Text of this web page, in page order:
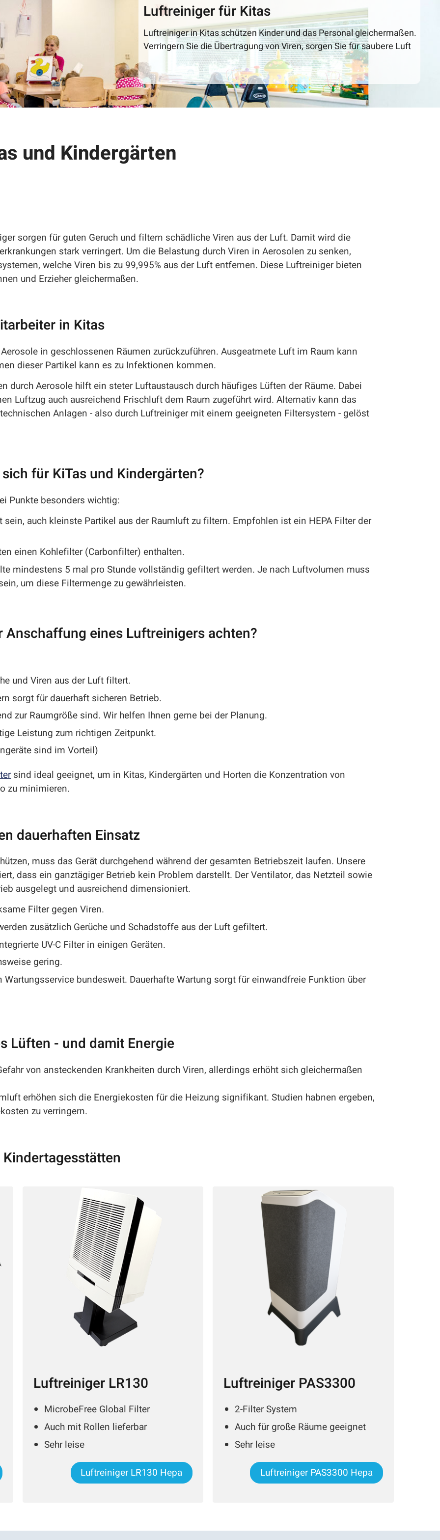
Luftreiniger für Kitas
Luftreiniger in Kitas schützen Kinder und das Personal gleichermaßen.
Verringern Sie die Übertragung von Viren, sorgen Sie für saubere Luft
und Kindergärten
sorgen für guten Geruch und filtern schädliche Viren aus der Luft. Damit wird die
stark verringert. Um die Belastung durch Viren in Aerosolen zu senken,
welche Viren bis zu 99,995% aus der Luft entfernen. Diese Luftreiniger bieten
und Erzieher gleichermaßen.
in Kitas
in geschlossenen Räumen zurückzuführen. Ausgeatmete Luft im Raum kann
dieser Partikel kann es zu Infektionen kommen.
durch Aerosole hilft ein steter Luftaustausch durch häufiges Lüften der Räume. Dabei
Luftzug auch ausreichend Frischluft dem Raum zugeführt wird. Alternativ kann das
Anlagen - also durch Luftreiniger mit einem geeigneten Filtersystem - gelöst
für KiTas und Kindergärten?
Punkte besonders wichtig:
sein, auch kleinste Partikel aus der Raumluft zu filtern. Empfohlen ist ein HEPA Filter der
einen Kohlefilter (Carbonfilter) enthalten.
mindestens 5 mal pro Stunde vollständig gefiltert werden. Je nach Luftvolumen muss
um diese Filtermenge zu gewährleisten.
Anschaffung eines Luftreinigers achten?
und Viren aus der Luft filtert.
sorgt für dauerhaft sicheren Betrieb.
zur Raumgröße sind. Wir helfen Ihnen gerne bei der Planung.
Leistung zum richtigen Zeitpunkt.
sind im Vorteil)
sind ideal geeignet, um in Kitas, Kindergärten und Horten die Konzentration von
zu minimieren.
dauerhaften Einsatz
muss das Gerät durchgehend während der gesamten Betriebszeit laufen. Unsere
dass ein ganztägiger Betrieb kein Problem darstellt. Der Ventilator, das Netzteil sowie
ausgelegt und ausreichend dimensioniert.
Filter gegen Viren.
zusätzlich Gerüche und Schadstoffe aus der Luft gefiltert.
UV-C Filter in einigen Geräten.
gering.
Wartungsservice bundesweit. Dauerhafte Wartung sorgt für einwandfreie Funktion über
Lüften - und damit Energie
von ansteckenden Krankheiten durch Viren, allerdings erhöht sich gleichermaßen
erhöhen sich die Energiekosten für die Heizung signifikant. Studien habnen ergeben,
zu verringern.
Kindertagesstätten
Luftreiniger LR130
MicrobeFree Global Filter
Auch mit Rollen lieferbar
Sehr leise
Luftreiniger LR130 Hepa
Luftreiniger PAS3300
2-Filter System
Auch für große Räume geeignet
Sehr leise
Luftreiniger PAS3300 Hepa